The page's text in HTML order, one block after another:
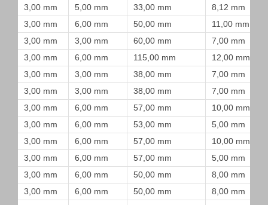
3,00 mm
5,00 mm 33,00 mm
8,12 mm
3,00 mm
6,00 mm 50,00 mm
11,00 mm
3,00 mm
3,00 mm 60,00 mm
7,00 mm
3,00 mm
6,00 mm 115,00 mm
12,00 mm
3,00 mm
3,00 mm 38,00 mm
7,00 mm
3,00 mm
3,00 mm 38,00 mm
7,00 mm
3,00 mm
6,00 mm 57,00 mm
10,00 mm
3,00 mm
6,00 mm 53,00 mm
5,00 mm
3,00 mm
6,00 mm 57,00 mm
10,00 mm
3,00 mm
6,00 mm 57,00 mm
5,00 mm
3,00 mm
6,00 mm 50,00 mm
8,00 mm
3,00 mm
6,00 mm 50,00 mm
8,00 mm